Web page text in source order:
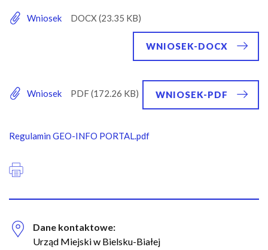
n
a
j
a
Wniosek
WNIOSEK-DOCX
Wniosek WNIOSEK-PDF
Regulamin GEO-INFO PORTAL.pdf
Dane kontaktowe:
Urząd Miejski w Bielsku-Białej